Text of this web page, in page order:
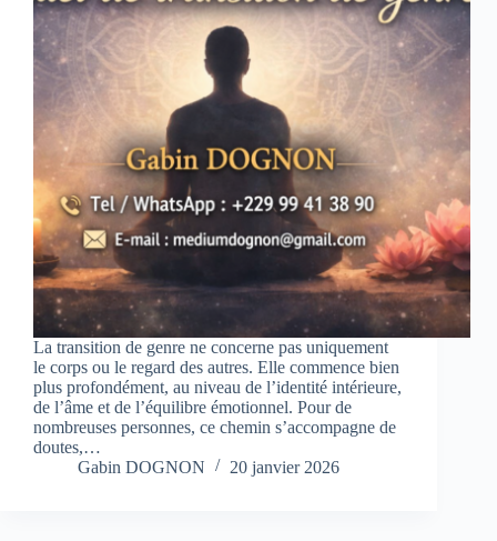
La transition de genre ne concerne pas uniquement
le corps ou le regard des autres. Elle commence bien
plus profondément, au niveau de l’identité intérieure,
de l’âme et de l’équilibre émotionnel. Pour de
nombreuses personnes, ce chemin s’accompagne de
doutes,…
Gabin DOGNON
20 janvier 2026